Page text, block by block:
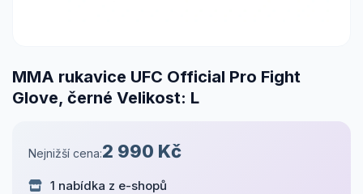
MMA rukavice UFC Official Pro Fight
Glove, černé Velikost: L
Nejnižší cena:2 990 Kč
1 nabídka z e-shopů